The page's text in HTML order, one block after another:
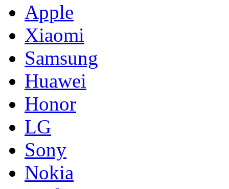
Apple
Xiaomi
Samsung
Huawei
Honor
LG
Sony
Nokia